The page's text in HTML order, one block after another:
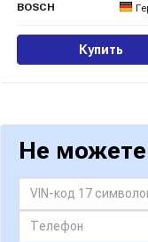
BOSCH
Купить
Не